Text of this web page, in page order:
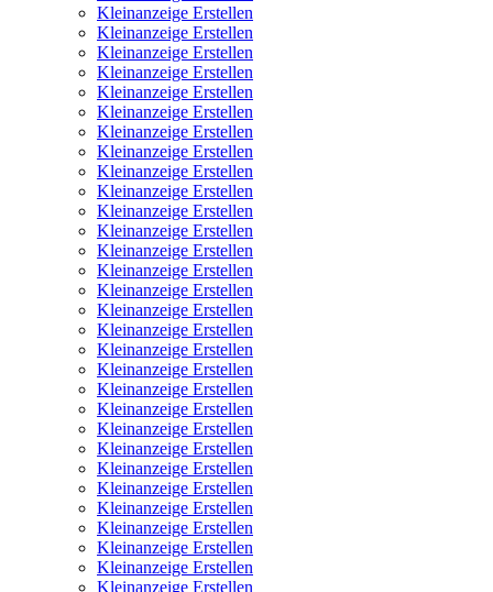
Kleinanzeige Erstellen
Kleinanzeige Erstellen
Kleinanzeige Erstellen
Kleinanzeige Erstellen
Kleinanzeige Erstellen
Kleinanzeige Erstellen
Kleinanzeige Erstellen
Kleinanzeige Erstellen
Kleinanzeige Erstellen
Kleinanzeige Erstellen
Kleinanzeige Erstellen
Kleinanzeige Erstellen
Kleinanzeige Erstellen
Kleinanzeige Erstellen
Kleinanzeige Erstellen
Kleinanzeige Erstellen
Kleinanzeige Erstellen
Kleinanzeige Erstellen
Kleinanzeige Erstellen
Kleinanzeige Erstellen
Kleinanzeige Erstellen
Kleinanzeige Erstellen
Kleinanzeige Erstellen
Kleinanzeige Erstellen
Kleinanzeige Erstellen
Kleinanzeige Erstellen
Kleinanzeige Erstellen
Kleinanzeige Erstellen
Kleinanzeige Erstellen
Kleinanzeige Erstellen